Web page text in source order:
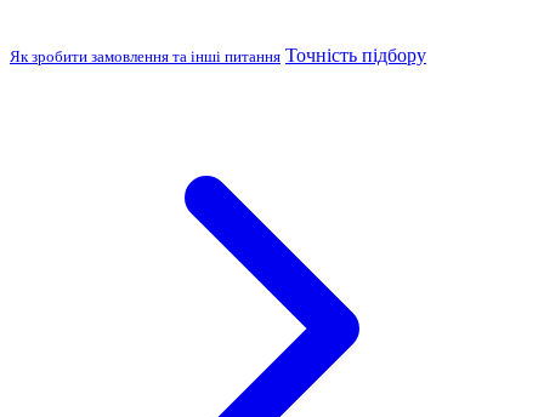
Як зробити замовлення та інші питання Точність підбору